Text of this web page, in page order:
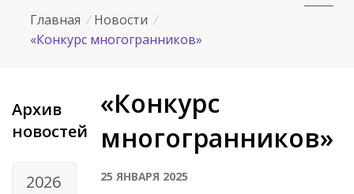
Главная / Новости /
«Конкурс многогранников»
Архив
новостей
2026
«Конкурс
многогранников»
25 ЯНВАРЯ 2025